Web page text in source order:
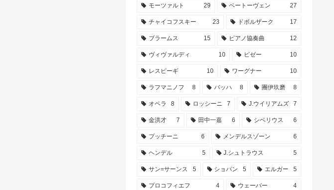
モーツァルト 29 ベートーヴェン 27
チャイコフスキー 23 ドボルザーク 17
ブラームス 15 ピアノ協奏曲 12
ヴィヴァルディ 10 ビゼー 10
レスピーギ 10 ワーグナー 10
ラフマニノフ 8 バッハ 8 團伊玖磨 8
オペラ 8 ロッシーニ 7 J.ウイリアムズ 7
金洪才 7 田中一嘉 6 シベリウス 6
プッチーニ 6 メンデルスゾーン 6
ヘンデル 5 J.シュトラウス 5
サン=サーンス 5 ショパン 5 エルガー 5
プロコフィエフ 4 ウェーバー 4